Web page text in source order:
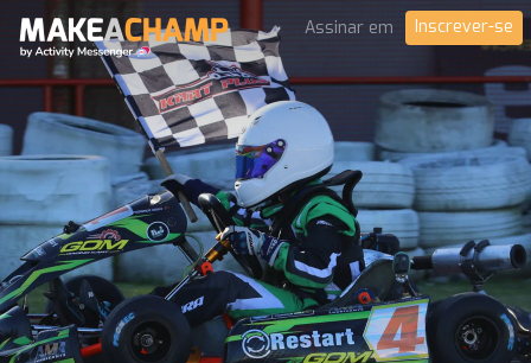
Assinar em Inscrever-se